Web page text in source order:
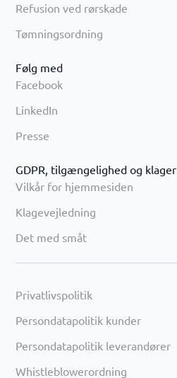
Refusion ved rørskade
Tømningsordning
Følg med
Facebook
LinkedIn
Presse
GDPR, tilgængelighed og klager
Vilkår for hjemmesiden
Klagevejledning
Det med småt
Privatlivspolitik
Persondatapolitik kunder
Persondatapolitik leverandører
Whistleblowerordning